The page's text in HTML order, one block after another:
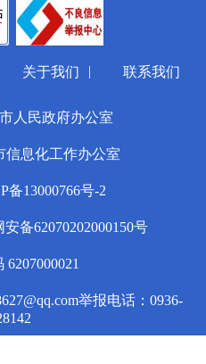
关于我们 | 联系我们
人民政府办公室
信息化工作办公室
备13000766号-2
备62070202000150号
6207000021
举报电话：0936-